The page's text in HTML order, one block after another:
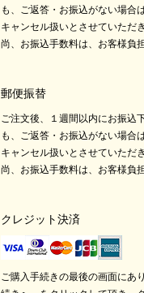
も、ご返答・お振込がない場合
キャンセル扱いとさせていただき
尚、お振込手数料は、お客様負
郵便振替
ご注文後、１週間以内にお振込
も、ご返答・お振込がない場合
キャンセル扱いとさせていただき
尚、お振込手数料は、お客様負
クレジット決済
ご購入手続きの最後の画面にあ